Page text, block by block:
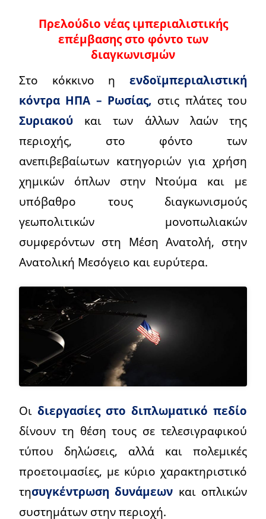
Πρελούδιο νέας ιμπεριαλιστικής
επέμβασης στο φόντο των
διαγκωνισμών
Στο κόκκινο η ενδοϊμπεριαλιστική
κόντρα ΗΠΑ – Ρωσίας, στις πλάτες του
Συριακού και των άλλων λαών της
περιοχής, στο φόντο των
ανεπιβεβαίωτων κατηγοριών για χρήση
χημικών όπλων στην Ντούμα και με
υπόβαθρο τους διαγκωνισμούς
γεωπολιτικών μονοπωλιακών
συμφερόντων στη Μέση Ανατολή, στην
Ανατολική Μεσόγειο και ευρύτερα.
Οι διεργασίες στο διπλωματικό πεδίο
δίνουν τη θέση τους σε τελεσιγραφικού
τύπου δηλώσεις, αλλά και πολεμικές
προετοιμασίες, με κύριο χαρακτηριστικό
τησυγκέντρωση δυνάμεων και οπλικών
συστημάτων στην περιοχή.